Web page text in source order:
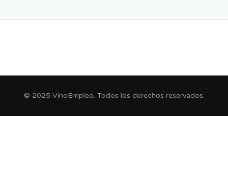
© 2025 VinoEmpleo. Todos los derechos reservados.